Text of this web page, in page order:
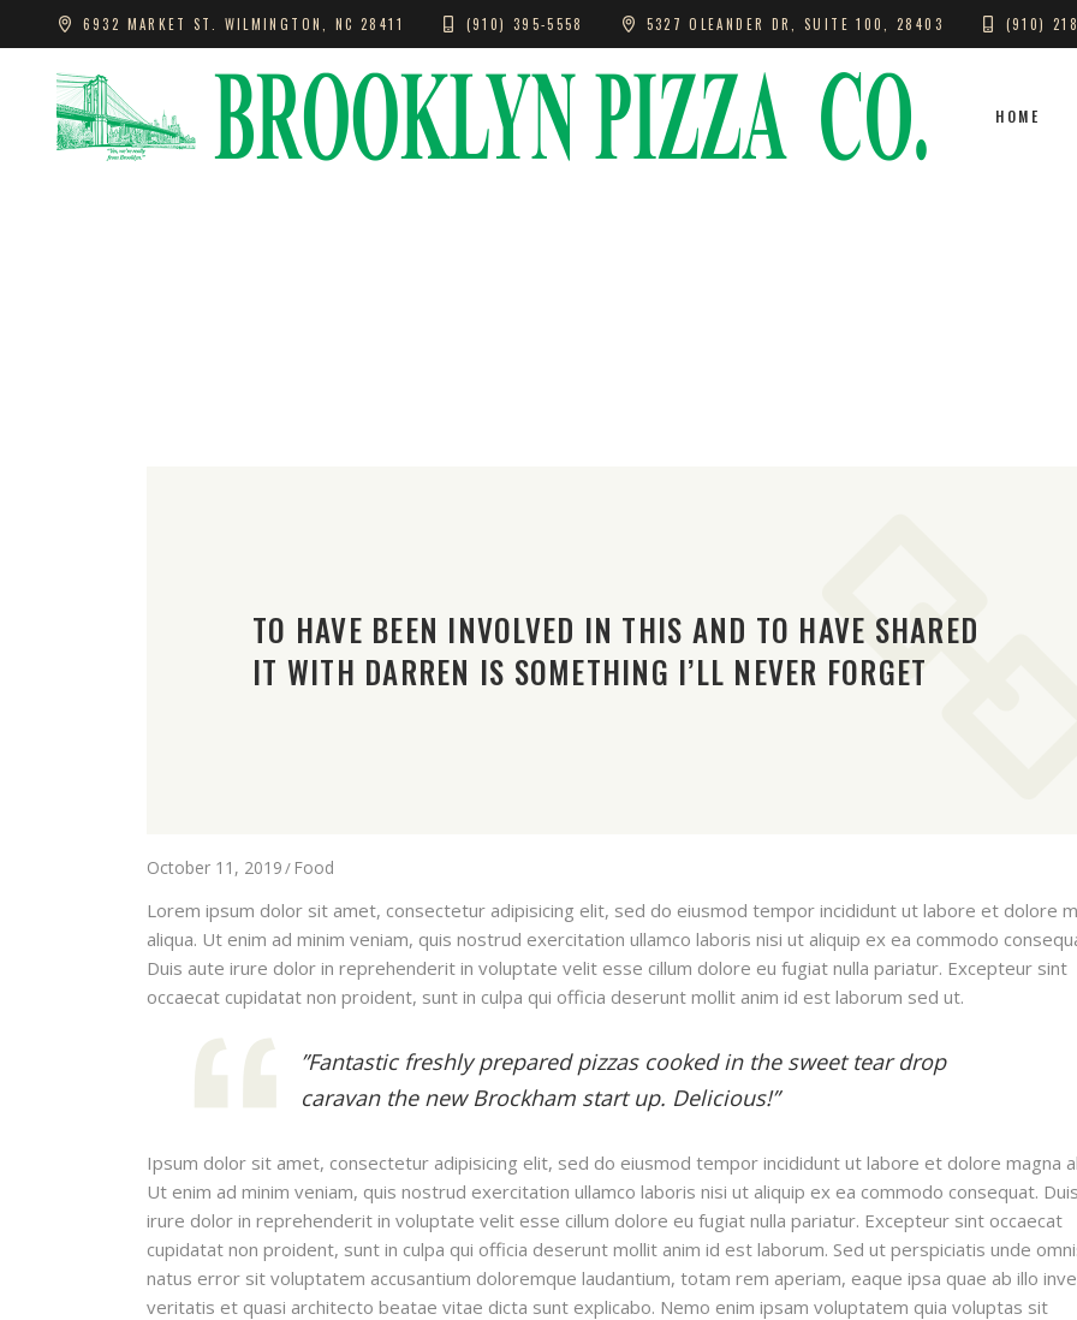
6932 MARKET ST. WILMINGTON, NC 28411 (910) 395-5558 5327 OLEANDER DR, SUITE 100, 28403 (910)
HOME
TO HAVE BEEN INVOLVED IN THIS AND TO HAVE SHARED
IT WITH DARREN IS SOMETHING I’LL NEVER FORGET
October 11, 2019 Food
Lorem ipsum dolor sit amet, consectetur adipisicing elit, sed do eiusmod tempor incididunt ut labore et dolore
aliqua. Ut enim ad minim veniam, quis nostrud exercitation ullamco laboris nisi ut aliquip ex ea commodo
Duis aute irure dolor in reprehenderit in voluptate velit esse cillum dolore eu fugiat nulla pariatur. Excepteur sint
occaecat cupidatat non proident, sunt in culpa qui officia deserunt mollit anim id est laborum sed ut.
”Fantastic freshly prepared pizzas cooked in the sweet tear drop
caravan the new Brockham start up. Delicious!”
Ipsum dolor sit amet, consectetur adipisicing elit, sed do eiusmod tempor incididunt ut labore et dolore magna
Ut enim ad minim veniam, quis nostrud exercitation ullamco laboris nisi ut aliquip ex ea commodo consequat.
irure dolor in reprehenderit in voluptate velit esse cillum dolore eu fugiat nulla pariatur. Excepteur sint occaecat
cupidatat non proident, sunt in culpa qui officia deserunt mollit anim id est laborum. Sed ut perspiciatis unde
natus error sit voluptatem accusantium doloremque laudantium, totam rem aperiam, eaque ipsa quae ab illo
veritatis et quasi architecto beatae vitae dicta sunt explicabo. Nemo enim ipsam voluptatem quia voluptas sit